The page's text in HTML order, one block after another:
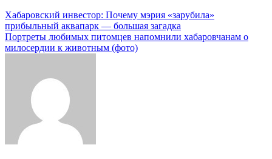
Навигация
по
записям
Хабаровский инвестор: Почему мэрия «зарубила»
прибыльный аквапарк — большая загадка
Портреты любимых питомцев напомнили хабаровчанам о
милосердии к животным (фото)